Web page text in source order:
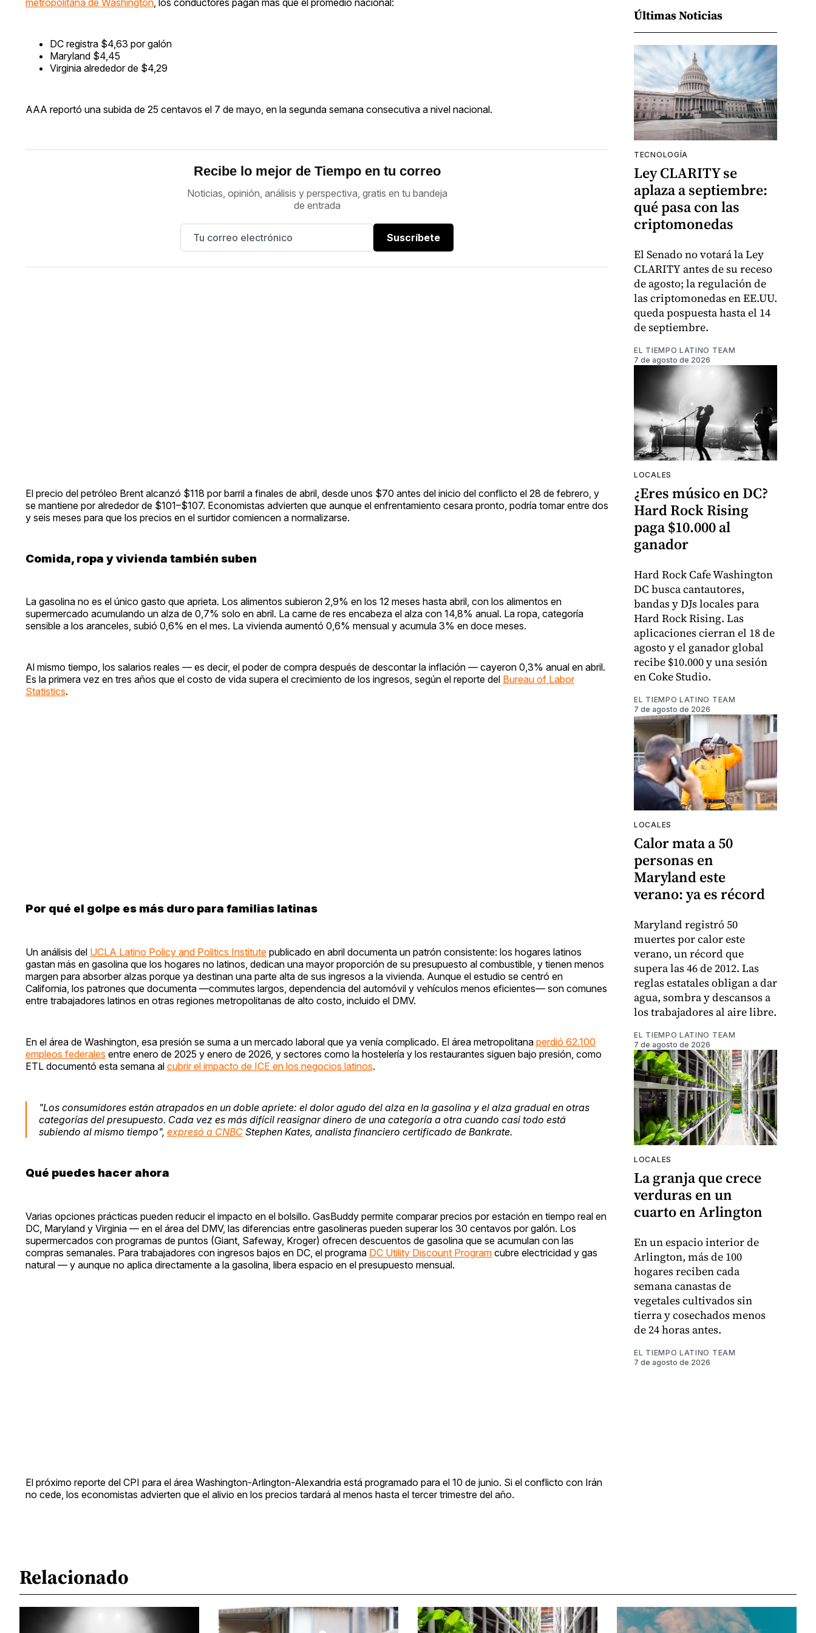
DC registra $4,63 por galón
Maryland $4,45
Virginia alrededor de $4,29
AAA reportó una subida de 25 centavos el 7 de mayo, en la segunda semana consecutiva a nivel nacional.
Recibe lo mejor de Tiempo en tu correo
Noticias, opinión, análisis y perspectiva, gratis en tu bandeja
de entrada
Suscríbete
El precio del petróleo Brent alcanzó $118 por barril a finales de abril, desde unos $70 antes del inicio del conflicto el 28 de febrero, y
se mantiene por alrededor de $101–$107. Economistas advierten que aunque el enfrentamiento cesara pronto, podría tomar entre dos
y seis meses para que los precios en el surtidor comiencen a normalizarse.
Comida, ropa y vivienda también suben
La gasolina no es el único gasto que aprieta. Los alimentos subieron 2,9% en los 12 meses hasta abril, con los alimentos en
supermercado acumulando un alza de 0,7% solo en abril. La carne de res encabeza el alza con 14,8% anual. La ropa, categoría
sensible a los aranceles, subió 0,6% en el mes. La vivienda aumentó 0,6% mensual y acumula 3% en doce meses.
Al mismo tiempo, los salarios reales — es decir, el poder de compra después de descontar la inflación — cayeron 0,3% anual en abril.
Es la primera vez en tres años que el costo de vida supera el crecimiento de los ingresos, según el reporte del Bureau of Labor
Statistics.
Por qué el golpe es más duro para familias latinas
Un análisis del UCLA Latino Policy and Politics Institute publicado en abril documenta un patrón consistente: los hogares latinos
gastan más en gasolina que los hogares no latinos, dedican una mayor proporción de su presupuesto al combustible, y tienen menos
margen para absorber alzas porque ya destinan una parte alta de sus ingresos a la vivienda. Aunque el estudio se centró en
California, los patrones que documenta —commutes largos, dependencia del automóvil y vehículos menos eficientes— son comunes
entre trabajadores latinos en otras regiones metropolitanas de alto costo, incluido el DMV.
En el área de Washington, esa presión se suma a un mercado laboral que ya venía complicado. El área metropolitana perdió 62.100
empleos federales entre enero de 2025 y enero de 2026, y sectores como la hostelería y los restaurantes siguen bajo presión, como
ETL documentó esta semana al cubrir el impacto de ICE en los negocios latinos.
"Los consumidores están atrapados en un doble apriete: el dolor agudo del alza en la gasolina y el alza gradual en otras
categorías del presupuesto. Cada vez es más difícil reasignar dinero de una categoría a otra cuando casi todo está
subiendo al mismo tiempo", expresó a CNBC Stephen Kates, analista financiero certificado de Bankrate.
Qué puedes hacer ahora
Varias opciones prácticas pueden reducir el impacto en el bolsillo. GasBuddy permite comparar precios por estación en tiempo real en
DC, Maryland y Virginia — en el área del DMV, las diferencias entre gasolineras pueden superar los 30 centavos por galón. Los
supermercados con programas de puntos (Giant, Safeway, Kroger) ofrecen descuentos de gasolina que se acumulan con las
compras semanales. Para trabajadores con ingresos bajos en DC, el programa DC Utility Discount Program cubre electricidad y gas
natural — y aunque no aplica directamente a la gasolina, libera espacio en el presupuesto mensual.
El próximo reporte del CPI para el área Washington-Arlington-Alexandria está programado para el 10 de junio. Si el conflicto con Irán
no cede, los economistas advierten que el alivio en los precios tardará al menos hasta el tercer trimestre del año.
Últimas Noticias
TECNOLOGÍA
Ley CLARITY se
aplaza a septiembre:
qué pasa con las
criptomonedas
El Senado no votará la Ley
CLARITY antes de su receso
de agosto; la regulación de
las criptomonedas en EE.UU.
queda pospuesta hasta el 14
de septiembre.
EL TIEMPO LATINO TEAM
7 de agosto de 2026
LOCALES
¿Eres músico en DC?
Hard Rock Rising
paga $10.000 al
ganador
Hard Rock Cafe Washington
DC busca cantautores,
bandas y DJs locales para
Hard Rock Rising. Las
aplicaciones cierran el 18 de
agosto y el ganador global
recibe $10.000 y una sesión
en Coke Studio.
EL TIEMPO LATINO TEAM
7 de agosto de 2026
LOCALES
Calor mata a 50
personas en
Maryland este
verano: ya es récord
Maryland registró 50
muertes por calor este
verano, un récord que
supera las 46 de 2012. Las
reglas estatales obligan a dar
agua, sombra y descansos a
los trabajadores al aire libre.
EL TIEMPO LATINO TEAM
7 de agosto de 2026
LOCALES
La granja que crece
verduras en un
cuarto en Arlington
En un espacio interior de
Arlington, más de 100
hogares reciben cada
semana canastas de
vegetales cultivados sin
tierra y cosechados menos
de 24 horas antes.
EL TIEMPO LATINO TEAM
7 de agosto de 2026
Relacionado